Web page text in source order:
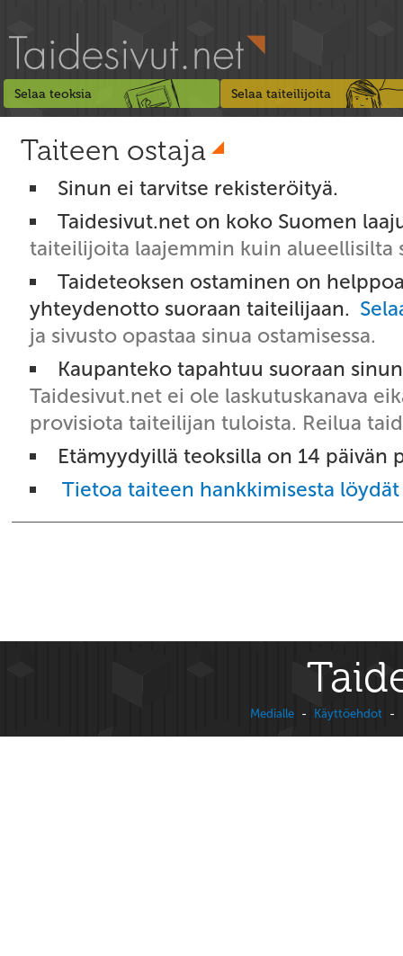
Selaa teoksia Selaa taiteilijoita
Taiteen ostaja
Sinun ei tarvitse rekisteröityä.
Taidesivut.net on koko Suomen
taiteilijoita laajemmin kuin alueellisilta
Taideteoksen ostaminen on
yhteydenotto suoraan taiteilijaan.
ja sivusto opastaa sinua ostamisessa.
Kaupanteko tapahtuu suoraan
Taidesivut.net ei ole laskutuskanava
provisiota taiteilijan tuloista. Reilua
Etämyydyillä teoksilla on 14 päivän
Tietoa taiteen hankkimisesta
Medialle - Käyttöehdot -